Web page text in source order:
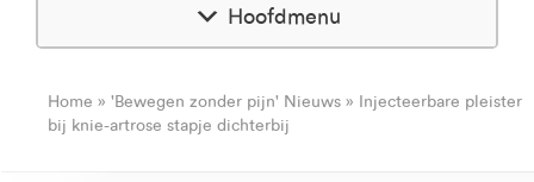
Hoofdmenu
Home » 'Bewegen zonder pijn' Nieuws » Injecteerbare pleister
bij knie-artrose stapje dichterbij